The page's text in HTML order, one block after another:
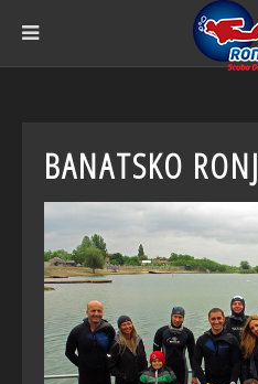
BANATSKO